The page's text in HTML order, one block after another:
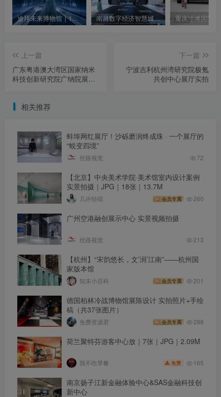
迪拜未来博物馆｜1080P｜MP4｜39.84M 南昌数字经济智慧城市展示馆投标文件
上一篇
广东粤港澳大湾区国家纳米
科技创新研究院广纳院展示
下一篇
宁波吉利杭州湾研究院极氪
共创中心展厅实拍
相关推荐
蚌埠网红展厅！沙砾磨润终成珠 · 一个展厅的
“蜕变四境”
丝路视觉 72
【北京】中央美术学院·美术馆室内设计案例
实景拍摄｜JPG｜18张｜13.7M
几许轻唱 会员专属 260
广州空港融创展示中心 实景视频拍摄
丝路视觉 213
【杭州】“宋韵悠长，文’润’江南”——杭州国
家版本馆
知末小百科 会员专属 201
德国柏林冷战博物馆展陈设计 实拍照片+手绘
稿（共37张图片）
免费资源君 会员专属 288
荷兰聚特芬游客中心放｜7张｜JPG｜2.09M
我不吃早餐 免费 165
南京扬子江新金融体验中心&SAS金融科技创
新中心